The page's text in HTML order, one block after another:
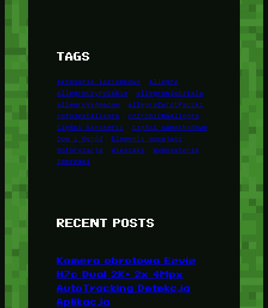
TAGS
Akcesoria łazienkowe
Allegro
allegroCzyPolskie
allegroNieDziala
allegroVsAmazon
allegroZwrotPaczki
coToJestAllegro
coZrobićNaAllegro
Części karoserii
Części samochodowe
Dom i Ogród
Elementy mocujące
Motoryzacja
Wieszaki
Wyposażenie
Zderzaki
RECENT POSTS
Kamera obrotowa Ezviz
H7c Dual 2K+ 2x 4Mpx
AutoTracking Detekcja
Aplikacja